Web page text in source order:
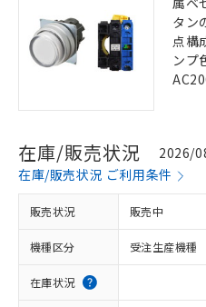
タン
点構
ンプ
在庫/販売状況
2026/
在庫/販売状況 ご利用条件
販売状況 販売中
機種区分 受注生産機種
在庫状況